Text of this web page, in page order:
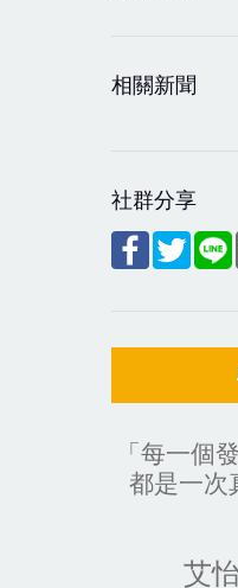
相關新聞
社群分享
「每一個
都是一次
艾